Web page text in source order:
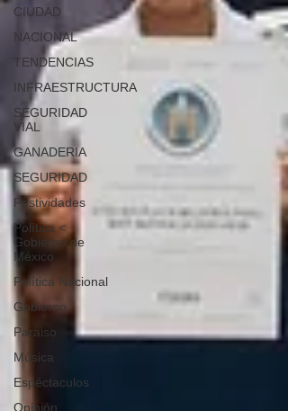
CIUDAD
NACIONAL
TENDENCIAS
INFRAESTRUCTURA
SEGURIDAD
VIAL
GANADERIA
SEGURIDAD
Festividades
Política <
Gobierno de
México
Política Nacional
Gobierno
Paraiso
Música
Espéctaculos
Opinión